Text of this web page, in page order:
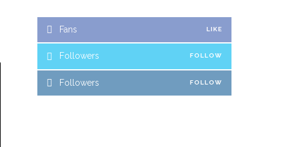
Fans LIKE
Followers FOLLOW
Followers FOLLOW